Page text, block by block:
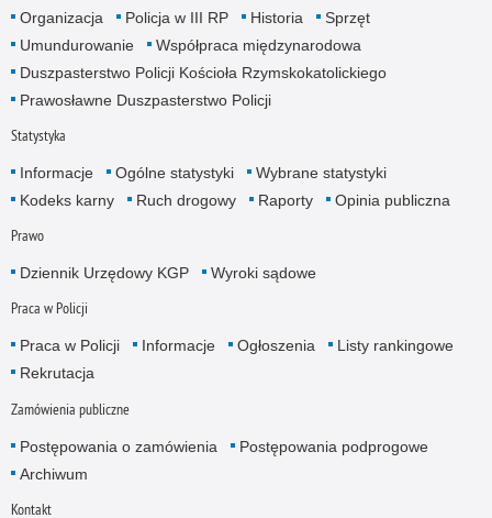
Organizacja
Policja w III RP Historia
Sprzęt
Umundurowanie
Współpraca międzynarodowa
Duszpasterstwo Policji Kościoła Rzymskokatolickiego
Prawosławne Duszpasterstwo Policji
Statystyka
Informacje Ogólne statystyki
Wybrane statystyki
Kodeks karny
Ruch drogowy Raporty Opinia publiczna
Prawo
Dziennik Urzędowy KGP Wyroki sądowe
Praca w Policji
Praca w Policji Informacje Ogłoszenia
Listy rankingowe
Rekrutacja
Zamówienia publiczne
Postępowania o zamówienia
Postępowania podprogowe
Archiwum
Kontakt